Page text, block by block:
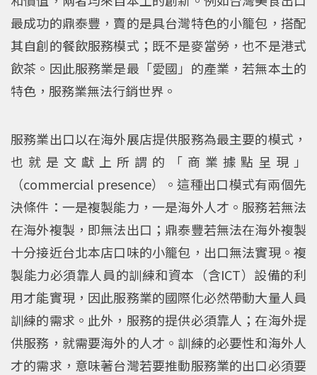
最成功的鼎泰豐，賣的是具台灣特色的小籠包，搭配
其自創的餐飲服務模式；既不是麥當勞，也不是港式
飲茶。因此服務業是最「愛國」的產業，若無本土的
特色，服務業無法行銷世界。
服務業出口以在海外展店提供服務為最主要的模式，
也就是文獻上所謂的「商業據點呈現」
（commercial presence）。這種出口模式有兩個先
決條件：一是複製能力，一是海外人才。服務若無法
在海外複製，即無法出口；鼎泰豐若無法在海外複製
十分接近台北本店口味的小籠包，出口無法實現。複
製能力必須靠人員的訓練和資本（含ICT）設備的利
用才能實現，因此服務業的國際化必然帶動大量人員
訓練的需求。此外，服務的提供必須靠人；在海外提
供服務，就需要海外的人才。訓練的必要性和海外人
才的需求，意味著台灣若要推動服務業的出口必須要